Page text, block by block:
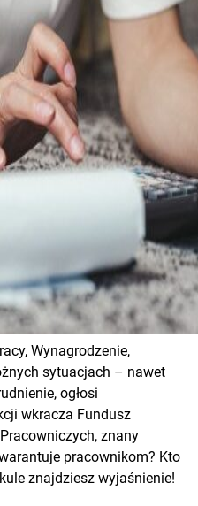
Wynagrodzenie,
sytuacjach – nawet
ogłosi
wkracza Fundusz
znany
pracownikom? Kto
znajdziesz wyjaśnienie!